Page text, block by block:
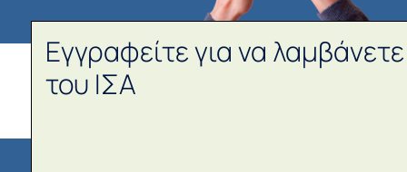
Εγγραφείτε για να
του ΙΣΑ